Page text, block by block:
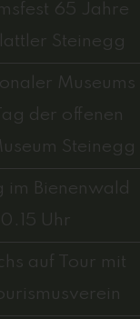
65 Jahre
Steinegg
Museums
der offenen
Steinegg
im Bienenwald
Uhr
auf Tour mit